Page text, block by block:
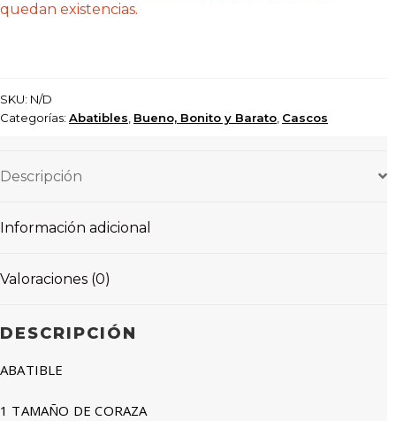
quedan existencias.
SKU: N/D
Categorías: Abatibles Bueno, Bonito y Barato Cascos
Descripción
Información adicional
Valoraciones (0)
DESCRIPCIÓN
ABATIBLE
1 TAMAÑO DE CORAZA